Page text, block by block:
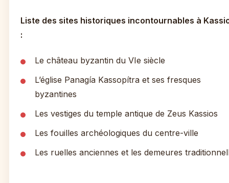
Liste des sites historiques incontournables à
:
Le château byzantin du VIe siècle
L’église Panagía Kassopítra et ses fresques
byzantines
Les vestiges du temple antique de Zeus Kassios
Les fouilles archéologiques du centre-ville
Les ruelles anciennes et les demeures